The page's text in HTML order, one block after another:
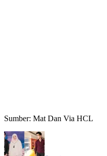
Sumber: Mat Dan Via HCL